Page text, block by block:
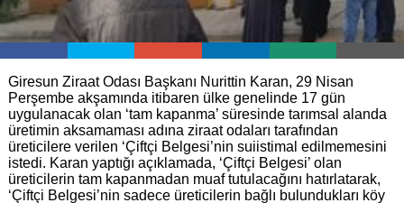
Giresun Ziraat Odası Başkanı Nurittin Karan, 29 Nisan
Perşembe akşamında itibaren ülke genelinde 17 gün
uygulanacak olan ‘tam kapanma’ süresinde tarımsal alanda
üretimin aksamaması adına ziraat odaları tarafından
üreticilere verilen ‘Çiftçi Belgesi’nin suiistimal edilmemesini
istedi. Karan yaptığı açıklamada, ‘Çiftçi Belgesi’ olan
üreticilerin tam kapanmadan muaf tutulacağını hatırlatarak,
‘Çiftçi Belgesi’nin sadece üreticilerin bağlı bulundukları köy